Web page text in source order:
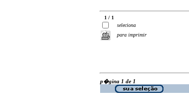
1 / 1
seleciona
para imprimir
p�gina 1 de 1